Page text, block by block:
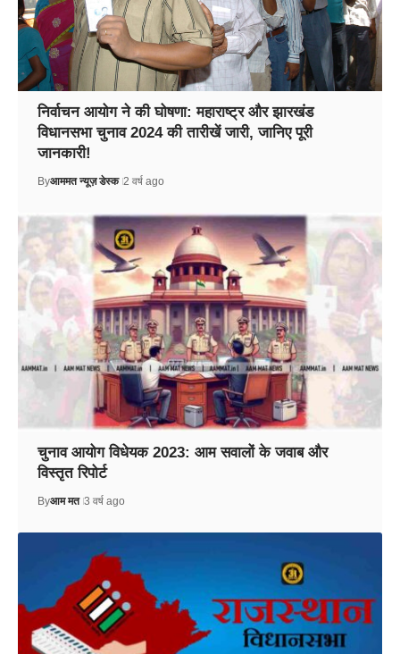
निर्वाचन आयोग ने की घोषणा: महाराष्ट्र और झारखंड
विधानसभा चुनाव 2024 की तारीखें जारी, जानिए पूरी
जानकारी!
Byआममत न्यूज़ डेस्क 2 वर्ष ago
चुनाव आयोग विधेयक 2023: आम सवालों के जवाब और
विस्तृत रिपोर्ट
Byआम मत 3 वर्ष ago